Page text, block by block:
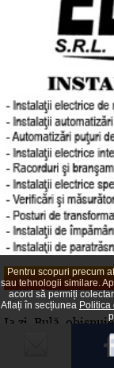
Ia zi, Bulă,
Bulă: – Mmm…
– Dar cât
Pentru scopuri precum
sau tehnologii similare.
acord să permiți
Aflați în secțiunea Politica